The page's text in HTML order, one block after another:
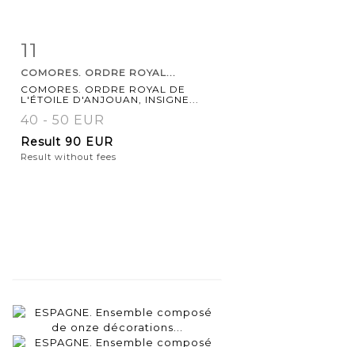
11
COMORES. ORDRE ROYAL...
COMORES. ORDRE ROYAL DE
L'ÉTOILE D'ANJOUAN, INSIGNE...
40 - 50 EUR
Result 90 EUR
Result without fees